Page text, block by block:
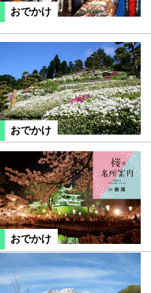
おでかけ
おでかけ
おでかけ